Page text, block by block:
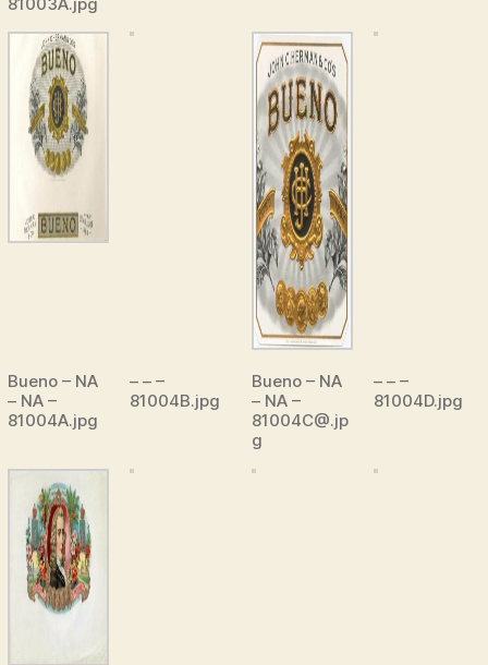
Bueno – NA
– NA –
81004A.jpg
– – –
81004B.jpg
Bueno – NA
– NA –
81004C@.jp
g
– – –
81004D.jpg